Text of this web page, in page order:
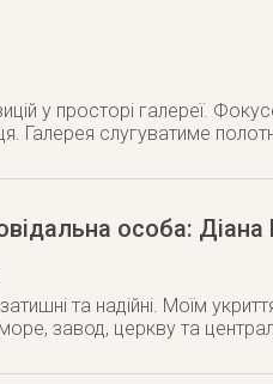
у просторі галереї.
Галерея слугуватиме
особа:
та надійні. Моїм
завод, церкву та